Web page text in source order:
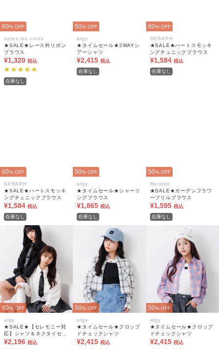
60% OFF
apres les cours
★SALE★レース衿リボン
ブラウス
¥1,320 税込
在庫なし
50% OFF
algy
★タイムセール★2WAYシ
アーシャツ
¥2,415 税込
在庫なし
60% OFF
SERAPH
★SALE★ハートスモッキ
ングチュニックブラウス
¥1,584 税込
在庫なし
60% OFF
SERAPH
★SALE★ハートスモッキ
ングチュニックブラウス
¥1,584 税込
在庫なし
50% OFF
algy
★タイムセール★シャーリ
ングブラウス
¥1,865 税込
在庫なし
50% OFF
Boribon
★SALE★ガーデンフラワ
ーフリルブラウス
¥1,595 税込
在庫なし
60% OFF
algy
★SALE★【セレモニー対
応】シャツ＆ネクタイセッ
ト
¥2,196 税込
50% OFF
algy
★タイムセール★クロップ
ドチェックシャツ
¥2,415 税込
50% OFF
algy
★タイムセール★クロップ
ドチェックシャツ
¥2,415 税込